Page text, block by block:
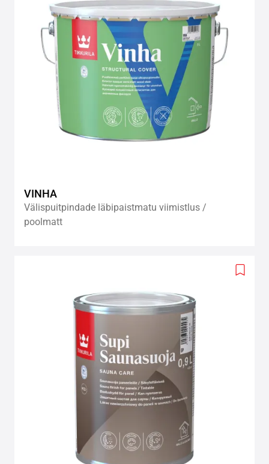
VINHA
Välispuitpindade läbipaistmatu viimistlus /
poolmatt
Add